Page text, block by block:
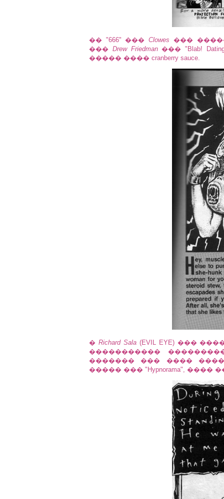
�� "666" ���Clowes ���
��� Drew Friedman��� "Blab!
����� ���� cranberry sauce.
� Richard Sala(EVIL EYE) ���
�����������
������� ��� ����
����� ��� "Hypnorama",